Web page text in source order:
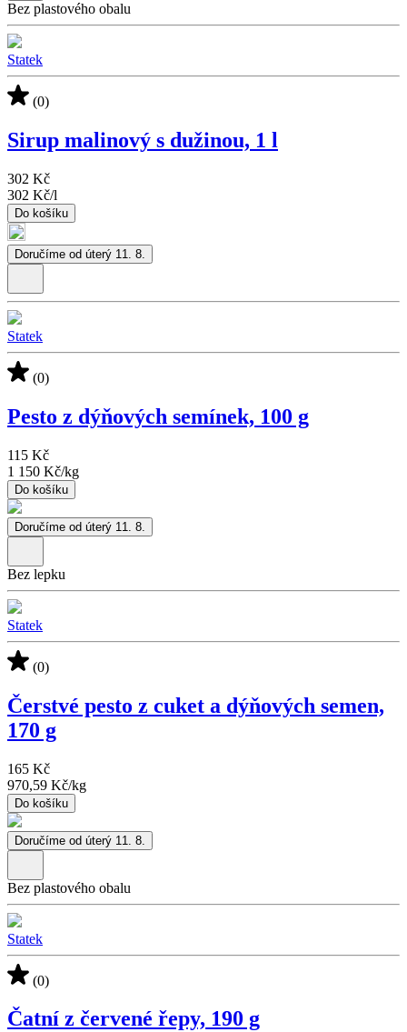
Bez plastového obalu
Statek
(0)
Sirup malinový s dužinou, 1 l
302 Kč
302 Kč/l
Do košíku
Doručíme od úterý 11. 8.
Statek
(0)
Pesto z dýňových semínek, 100 g
115 Kč
1 150 Kč/kg
Do košíku
Doručíme od úterý 11. 8.
Bez lepku
Statek
(0)
Čerstvé pesto z cuket a dýňových semen,
170 g
165 Kč
970,59 Kč/kg
Do košíku
Doručíme od úterý 11. 8.
Bez plastového obalu
Statek
(0)
Čatní z červené řepy, 190 g